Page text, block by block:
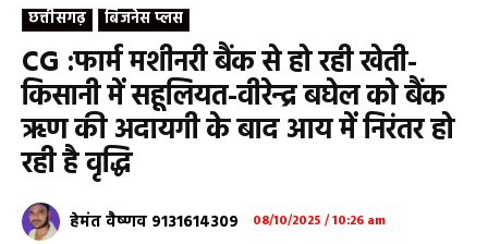
छत्तीसगढ़ बिजनेस प्लस
CG :फार्म मशीनरी बैंक से हो रही खेती-
किसानी में सहूलियत-वीरेन्द्र बघेल को बैंक
ऋण की अदायगी के बाद आय में निरंतर हो
रही है वृद्धि
हेमंत वैष्णव 9131614309 08/10/2025 / 10:26 am